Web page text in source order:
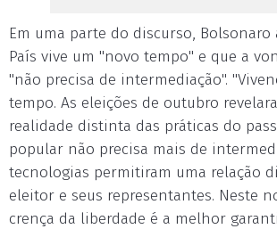
Em uma parte do discurso,
País vive um "novo tempo" e que a
"não precisa de intermediação".
tempo. As eleições de outubro
realidade distinta das práticas do
popular não precisa mais de
tecnologias permitiram uma relação
eleitor e seus representantes. Neste
crença da liberdade é a melhor